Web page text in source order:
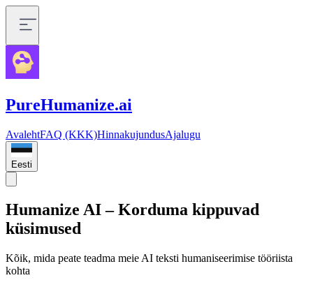
PureHumanize.ai
AvalehtFAQ (KKK)HinnakujundusAjalugu
Eesti
Humanize AI – Korduma kippuvad
küsimused
Kõik, mida peate teadma meie AI teksti humaniseerimise tööriista
kohta